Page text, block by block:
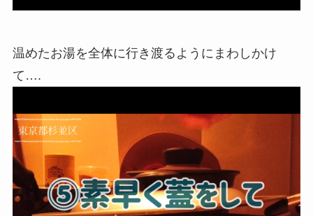
温めたお湯を全体に行き渡るようにまわしかけ
て….